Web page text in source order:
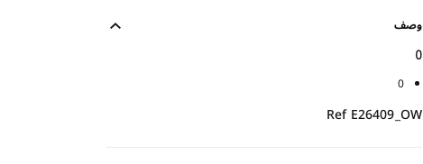
وصف
0
0
Ref E26409_OW